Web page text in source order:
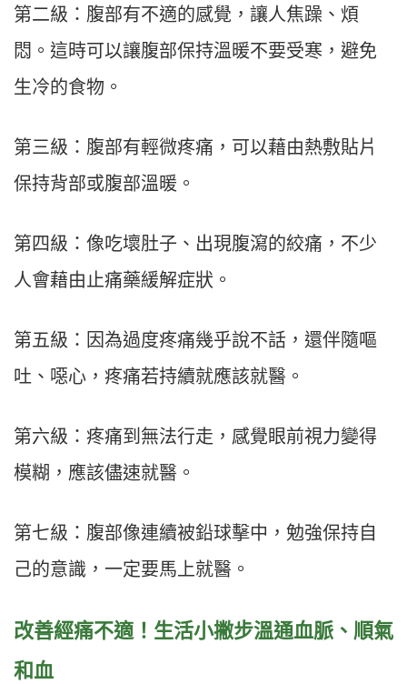
第二級：腹部有不適的感覺，讓人焦躁、煩
悶。這時可以讓腹部保持溫暖不要受寒，避免
生冷的食物。
第三級：腹部有輕微疼痛，可以藉由熱敷貼片
保持背部或腹部溫暖。
第四級：像吃壞肚子、出現腹瀉的絞痛，不少
人會藉由止痛藥緩解症狀。
第五級：因為過度疼痛幾乎說不話，還伴隨嘔
吐、噁心，疼痛若持續就應該就醫。
第六級：疼痛到無法行走，感覺眼前視力變得
模糊，應該儘速就醫。
第七級：腹部像連續被鉛球擊中，勉強保持自
己的意識，一定要馬上就醫。
改善經痛不適！生活小撇步溫通血脈、順氣
和血